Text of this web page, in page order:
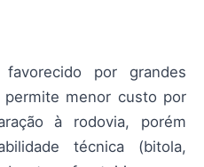
por grandes
menor custo por
à rodovia, porém
técnica (bitola,